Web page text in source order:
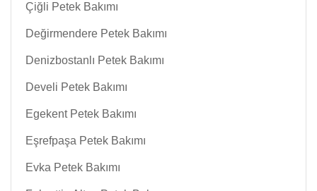
Çiğli Petek Bakımı
Değirmendere Petek Bakımı
Denizbostanlı Petek Bakımı
Develi Petek Bakımı
Egekent Petek Bakımı
Eşrefpaşa Petek Bakımı
Evka Petek Bakımı